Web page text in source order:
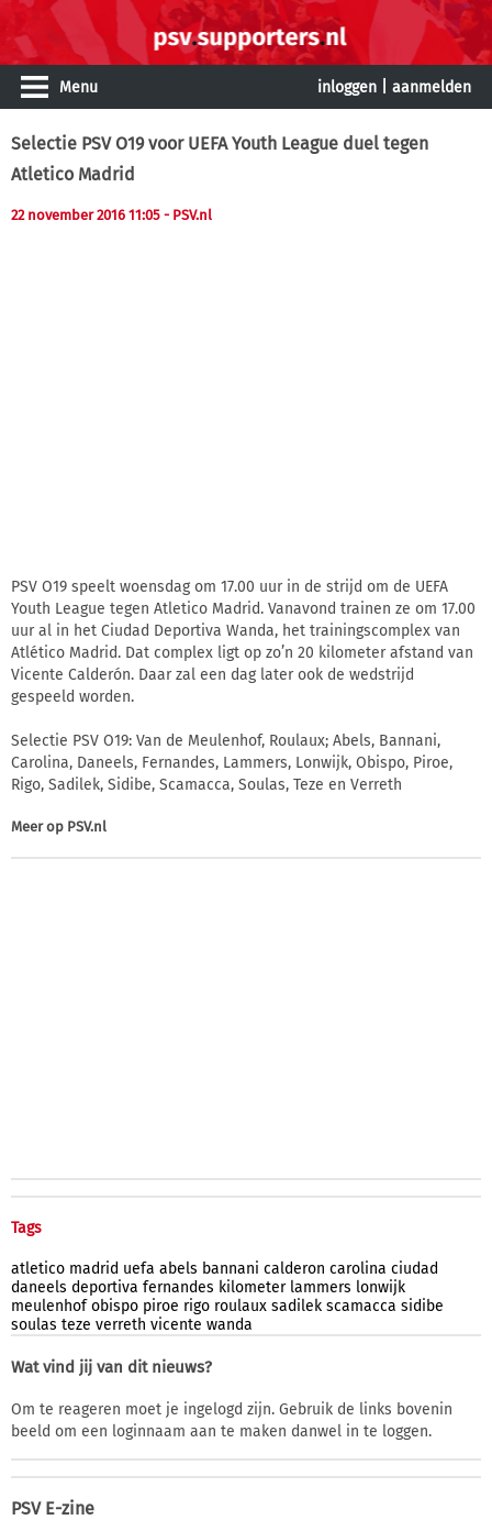
Menu inloggen aanmelden
Selectie PSV O19 voor UEFA Youth League duel tegen
Atletico Madrid
22 november 2016 11:05 - PSV.nl
PSV O19 speelt woensdag om 17.00 uur in de strijd om de UEFA
Youth League tegen Atletico Madrid. Vanavond trainen ze om 17.00
uur al in het Ciudad Deportiva Wanda, het trainingscomplex van
Atlético Madrid. Dat complex ligt op zo’n 20 kilometer afstand van
Vicente Calderón. Daar zal een dag later ook de wedstrijd
gespeeld worden.
Selectie PSV O19: Van de Meulenhof, Roulaux; Abels, Bannani,
Carolina, Daneels, Fernandes, Lammers, Lonwijk, Obispo, Piroe,
Rigo, Sadilek, Sidibe, Scamacca, Soulas, Teze en Verreth
Meer op PSV.nl
Tags
atletico madrid uefa abels bannani calderon carolina ciudad
daneels deportiva fernandes kilometer lammers lonwijk
meulenhof obispo piroe rigo roulaux sadilek scamacca sidibe
soulas teze verreth vicente wanda
Wat vind jij van dit nieuws?
Om te reageren moet je ingelogd zijn. Gebruik de links bovenin
beeld om een loginnaam aan te maken danwel in te loggen.
PSV E-zine